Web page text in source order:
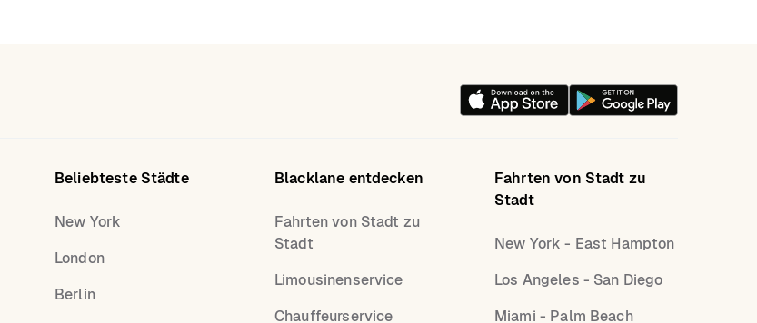
Beliebteste Städte
New York
London
Berlin
Blacklane entdecken
Fahrten von Stadt zu
Stadt
Limousinenservice
Chauffeurservice
Fahrten von Stadt zu
Stadt
New York - East Hampton
Los Angeles - San Diego
Miami - Palm Beach